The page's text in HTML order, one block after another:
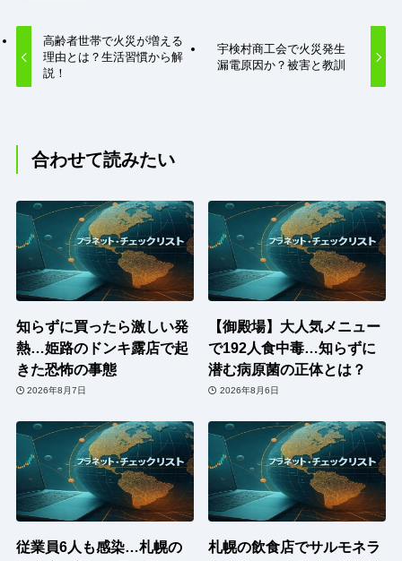
高齢者世帯で火災が増える
理由とは？生活習慣から解
説！
宇検村商工会で火災発生
漏電原因か？被害と教訓
合わせて読みたい
知らずに買ったら激しい発
熱…姫路のドンキ露店で起
きた恐怖の事態
2026年8月7日
【御殿場】大人気メニュー
で192人食中毒…知らずに
潜む病原菌の正体とは？
2026年8月6日
従業員6人も感染…札幌の
札幌の飲食店でサルモネラ